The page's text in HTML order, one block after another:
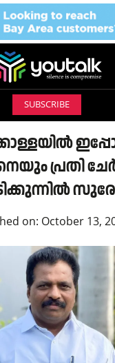
SUBSCRIBE
പ്രതി
on: October 13,